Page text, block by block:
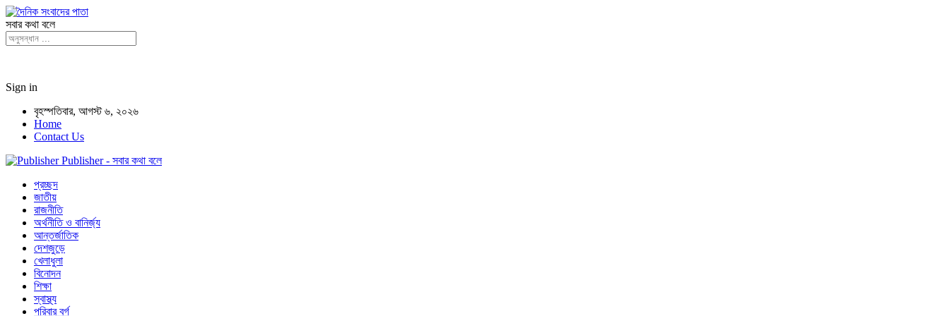
সবার কথা বলে
Sign in
বৃহস্পতিবার, আগস্ট ৬, ২০২৬
Home
Contact Us
Publisher - সবার কথা বলে
প্রচ্ছদ
জাতীয়
রাজনীতি
অর্থনীতি ও বানির্জ্য
আন্তর্জাতিক
দেশজুড়ে
খেলাধুলা
বিনোদন
শিক্ষা
স্বাস্থ্য
পরিবার বর্গ